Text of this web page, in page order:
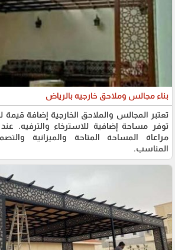
بناء مجالس وملاحق خارجيه بالرياض
تعتبر المجالس والملاحق الخارجية إضافة
توفر مساحة إضافية للاسترخاء والترفيه.
مراعاة المساحة المتاحة والميزانية
المناسب.